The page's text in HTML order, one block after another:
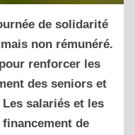
de solidarité
non rémunéré.
renforcer les
des seniors et
salariés et les
de